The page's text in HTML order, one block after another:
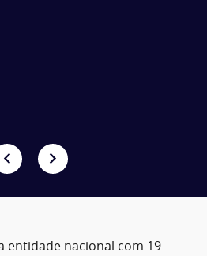
entidade nacional com 19